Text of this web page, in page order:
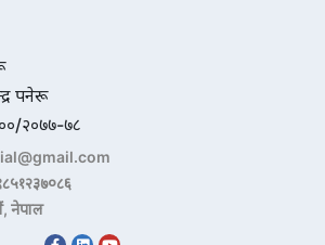
पनेरू
२०७७-७८
नेपाल